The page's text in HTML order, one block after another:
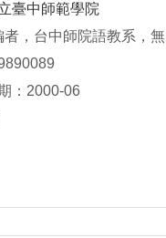
臺中師範學院
者，台中師院語教系，無
：2000-06